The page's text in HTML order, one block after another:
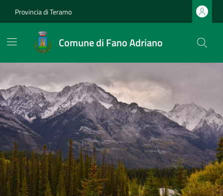
Provincia di Teramo
Comune di Fano Adriano